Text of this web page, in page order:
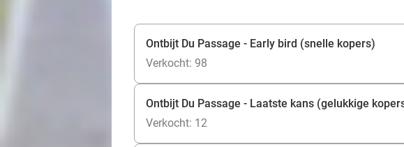
Ontbijt Du Passage - Early bird (snelle kopers)
Verkocht: 98
Ontbijt Du Passage - Laatste kans (gelukkige
Verkocht: 12